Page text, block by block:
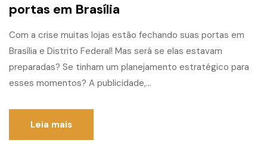
portas em Brasília
Com a crise muitas lojas estão fechando suas portas em
Brasília e Distrito Federal! Mas será se elas estavam
preparadas? Se tinham um planejamento estratégico para
esses momentos? A publicidade,...
Leia mais